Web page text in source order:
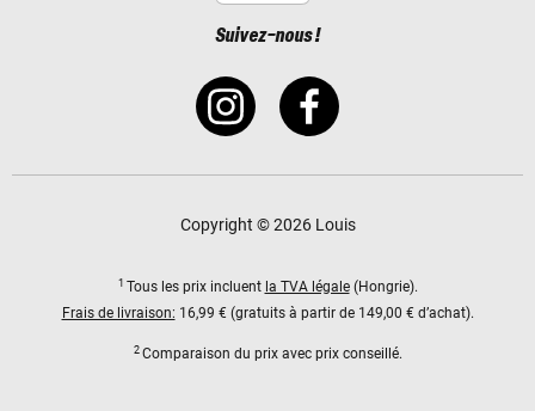
Suivez-nous !
Copyright © 2026 Louis
1 Tous les prix incluent la TVA légale(Hongrie).
Frais de livraison: 16,99 € (gratuits à partir de 149,00 € d’achat).
2 Comparaison du prix avec prix conseillé.